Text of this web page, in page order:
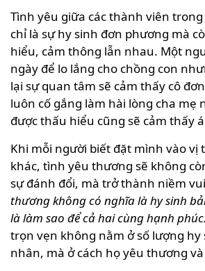
Tình yêu giữa các thành viên
chỉ là sự hy sinh đơn phương mà
hiểu, cảm thông lẫn nhau. Một
ngày để lo lắng cho chồng con
lại sự quan tâm sẽ cảm thấy cô
luôn cố gắng làm hài lòng cha mẹ
được thấu hiểu cũng sẽ cảm thấy
Khi mỗi người biết đặt mình vào vị
khác, tình yêu thương sẽ không
sự đánh đổi, mà trở thành niềm
thương không có nghĩa là hy sinh
là làm sao để cả hai cùng hạnh
trọn vẹn không nằm ở số lượng hy
nhân, mà ở cách họ yêu thương